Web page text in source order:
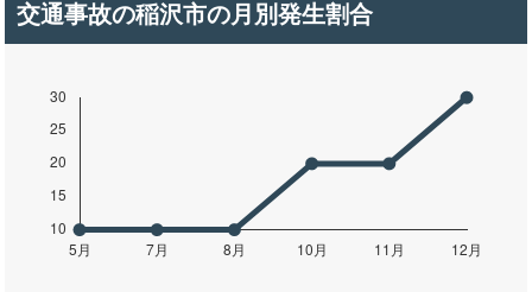
交通事故の稲沢市の月別発生割合